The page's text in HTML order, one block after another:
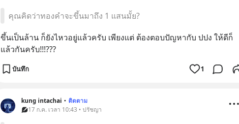
คุณคิดว่าทองคำจะขึ้นมาถึง 1 แสนมั้ย?
ขึ้นเป็นล้าน ก็ยังไหวอยู่แล้วครับ เพียงแต่ ต้องตอบปัญหากับ ปปง ให้ดีก็
แล้วกันครับ!!!???
บันทึก 1
kung intachai • ติดตาม
17 ก.ค. เวลา 10:43 • ปรัชญา